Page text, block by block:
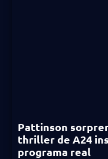
Pattinson
thriller de A24
programa real